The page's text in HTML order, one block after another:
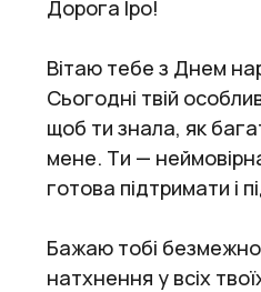
Дорога Іро!
Вітаю тебе з Днем
Сьогодні твій
щоб ти знала, як
мене. Ти —
готова підтримати і
Бажаю тобі
натхнення у всіх